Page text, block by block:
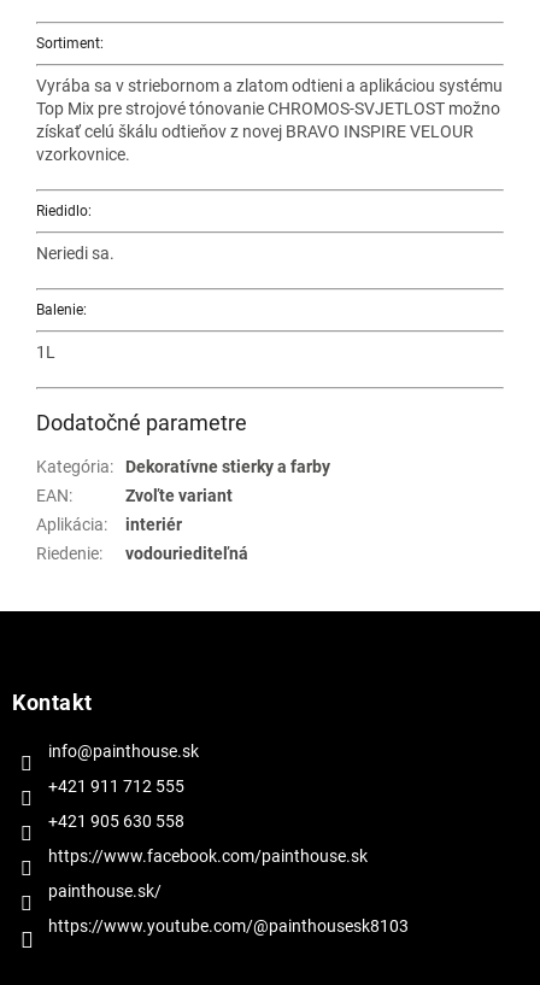
Sortiment:
Vyrába sa v striebornom a zlatom odtieni a aplikáciou systému
Top Mix pre strojové tónovanie CHROMOS-SVJETLOST možno
získať celú škálu odtieňov z novej BRAVO INSPIRE VELOUR
vzorkovnice.
Riedidlo:
Neriedi sa.
Balenie:
1L
Dodatočné parametre
Kategória:
Dekoratívne stierky a farby
EAN:
Zvoľte variant
Aplikácia:
interiér
Riedenie: vodouriediteľná
Kontakt
info@painthouse.sk
+421 911 712 555
+421 905 630 558
https://www.facebook.com/painthouse.sk
painthouse.sk/
https://www.youtube.com/@painthousesk8103